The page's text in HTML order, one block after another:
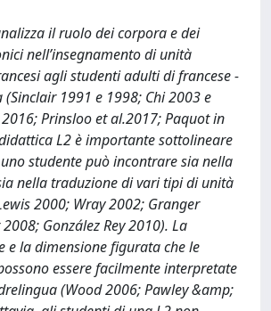
il ruolo dei corpora e dei
nell’insegnamento di unità
agli studenti adulti di francese -
1991 e 1998; Chi 2003 e
Prinsloo et al.2017; Paquot in
L2 è importante sottolineare
studente può incontrare sia nella
nella traduzione di vari tipi di unità
2000; Wray 2002; Granger
González Rey 2010). La
e la dimensione figurata che le
essere facilmente interpretate
(Wood 2006; Pawley &amp;